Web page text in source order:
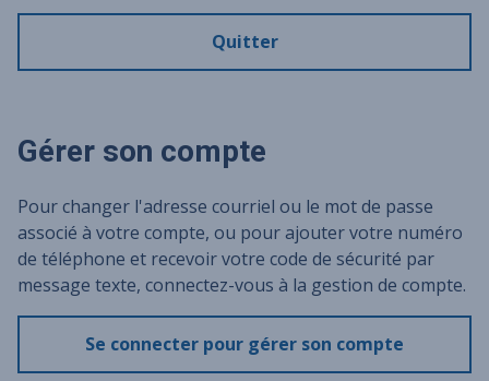
Quitter
Gérer son compte
Pour changer l'adresse courriel ou le mot de passe
associé à votre compte, ou pour ajouter votre numéro
de téléphone et recevoir votre code de sécurité par
message texte, connectez-vous à la gestion de compte.
Se connecter pour gérer son compte